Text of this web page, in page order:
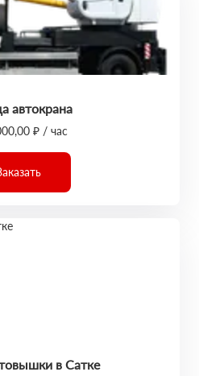
автокрана
₽ / час
в Сатке